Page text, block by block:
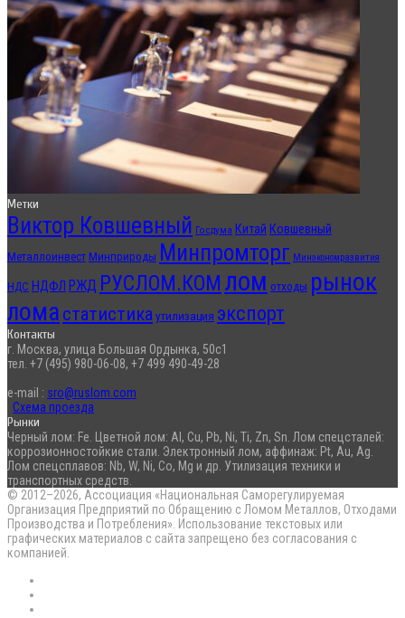
Метки
Виктор Ковшевный Госдума Китай Ковшевный
Металлоинвест Минприроды Минпромторг Минэкономразвития
НДС НДФЛ РЖД РУСЛОМ.КОМ лом отходы рынок
лома статистика утилизация экспорт
Контакты
г. Москва, улица Большая Ордынка, 50с1
тел. +7 (495) 980-06-08, +7 499 490-49-28
e-mail : sro@ruslom.com
Схема проезда
Рынки
Черный лом: Fe. Цветной лом: Al, Cu, Pb, Ni, Ti, Zn, Sn. Лом спецсталей:
коррозионностойкие стали. Электронный лом, аффинаж: Pt, Au, Ag.
Лом спецсплавов: Nb, W, Ni, Co, Mg и др. Утилизация техники и
транспортных средств.
© 2012–2026, Ассоциация «Национальная Саморегулируемая
Организация Предприятий по Обращению с Ломом Металлов, Отходами
Производства и Потребления». Использование текстовых или
графических материалов с сайта запрещено без согласования с
компанией.